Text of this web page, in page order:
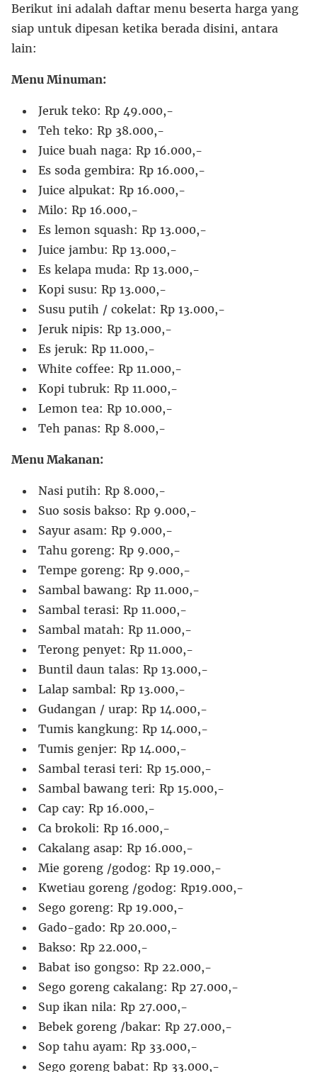
Berikut ini adalah daftar menu beserta harga yang
siap untuk dipesan ketika berada disini, antara
lain:
Menu Minuman:
Jeruk tek0: Rp 49.000,-
Teh teko: Rp 38.000,-
Juice buah naga: Rp 16.000,-
Es soda gembira: Rp 16.000,-
Juice alpukat: Rp 16.000,-
Milo: Rp 16.000,-
Es lemon squash: Rp 13.000,-
Juice jambu: Rp 13.000,-
Es kelapa muda: Rp 13.000,-
Kopi susu: Rp 13.000,-
Susu putih / cokelat: Rp 13.000,-
Jeruk nipis: Rp 13.000,-
Es jeruk: Rp 11.000,-
White coffee: Rp 11.000,-
Kopi tubruk: Rp 11.000,-
Lemon tea: Rp 10.000,-
Teh panas: Rp 8.000,-
Menu Makanan:
Nasi putih: Rp 8.000,-
Suo sosis bakso: Rp 9.000,-
Sayur asam: Rp 9.000,-
Tahu goreng: Rp 9.000,-
Tempe goreng: Rp 9.000,-
Sambal bawang: Rp 11.000,-
Sambal terasi: Rp 11.000,-
Sambal matah: Rp 11.000,-
Terong penyet: Rp 11.000,-
Buntil daun talas: Rp 13.000,-
Lalap sambal: Rp 13.000,-
Gudangan / urap: Rp 14.000,-
Tumis kangkung: Rp 14.000,-
Tumis genjer: Rp 14.000,-
Sambal terasi teri: Rp 15.000,-
Sambal bawang teri: Rp 15.000,-
Cap cay: Rp 16.000,-
Ca brokoli: Rp 16.000,-
Cakalang asap: Rp 16.000,-
Mie goreng /godog: Rp 19.000,-
Kwetiau goreng /godog: Rp19.000,-
Sego goreng: Rp 19.000,-
Gado-gado: Rp 20.000,-
Bakso: Rp 22.000,-
Babat iso gongso: Rp 22.000,-
Sego goreng cakalang: Rp 27.000,-
Sup ikan nila: Rp 27.000,-
Bebek goreng /bakar: Rp 27.000,-
Sop tahu ayam: Rp 33.000,-
Sego goreng babat: Rp 33.000,-